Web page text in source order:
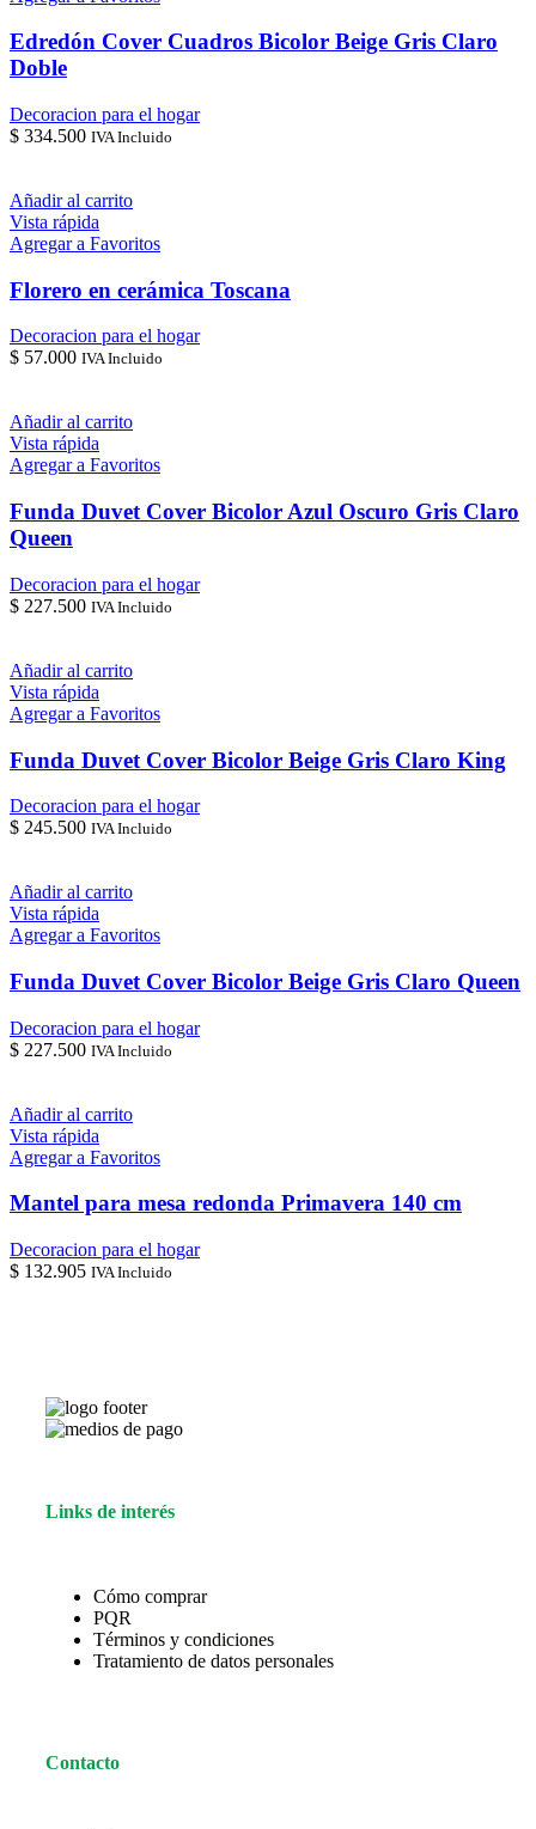
Edredón Cover Cuadros Bicolor Beige Gris Claro
Doble
Decoracion para el hogar
$ 334.500 IVA Incluido
Añadir al carrito
Vista rápida
Agregar a Favoritos
Florero en cerámica Toscana
Decoracion para el hogar
$ 57.000 IVA Incluido
Añadir al carrito
Vista rápida
Agregar a Favoritos
Funda Duvet Cover Bicolor Azul Oscuro Gris Claro
Queen
Decoracion para el hogar
$ 227.500 IVA Incluido
Añadir al carrito
Vista rápida
Agregar a Favoritos
Funda Duvet Cover Bicolor Beige Gris Claro King
Decoracion para el hogar
$ 245.500 IVA Incluido
Añadir al carrito
Vista rápida
Agregar a Favoritos
Funda Duvet Cover Bicolor Beige Gris Claro Queen
Decoracion para el hogar
$ 227.500 IVA Incluido
Añadir al carrito
Vista rápida
Agregar a Favoritos
Mantel para mesa redonda Primavera 140 cm
Decoracion para el hogar
$ 132.905 IVA Incluido
Links de interés
Cómo comprar
PQR
Términos y condiciones
Tratamiento de datos personales
Contacto